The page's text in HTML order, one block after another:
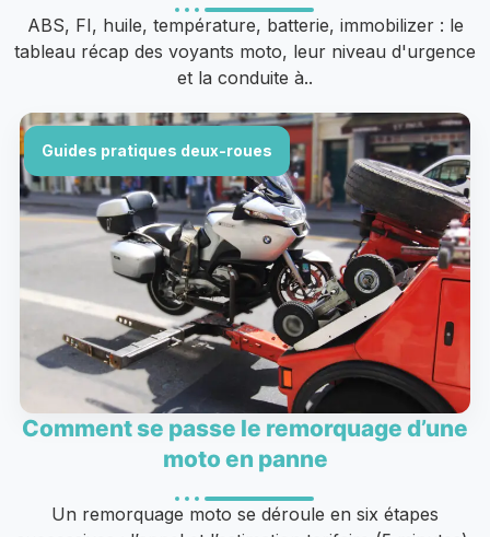
ABS, FI, huile, température, batterie, immobilizer : le
tableau récap des voyants moto, leur niveau d'urgence
et la conduite à..
Guides pratiques deux-roues
Comment se passe le remorquage d’une
moto en panne
Un remorquage moto se déroule en six étapes